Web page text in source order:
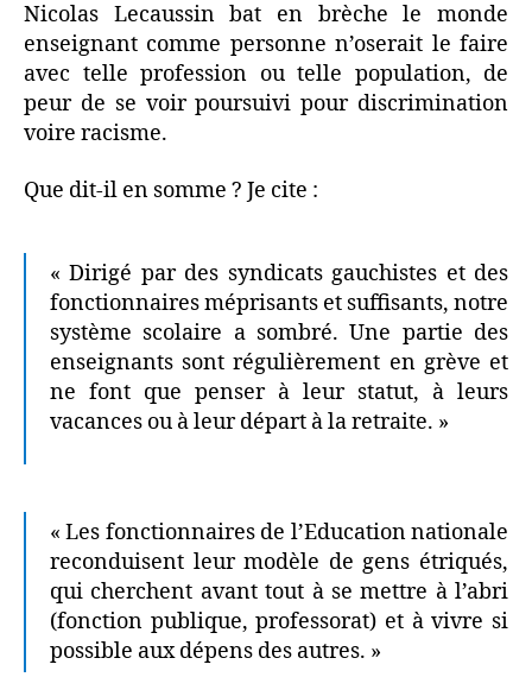
Nicolas Lecaussin bat en brèche le monde
enseignant comme personne n’oserait le faire
avec telle profession ou telle population, de
peur de se voir poursuivi pour discrimination
voire racisme.
Que dit-il en somme ? Je cite :
« Dirigé par des syndicats gauchistes et des
fonctionnaires méprisants et suffisants, notre
système scolaire a sombré. Une partie des
enseignants sont régulièrement en grève et
ne font que penser à leur statut, à leurs
vacances ou à leur départ à la retraite. »
« Les fonctionnaires de l’Education nationale
reconduisent leur modèle de gens étriqués,
qui cherchent avant tout à se mettre à l’abri
(fonction publique, professorat) et à vivre si
possible aux dépens des autres. »